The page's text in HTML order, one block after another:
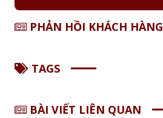
PHẢN HỒI KHÁCH HÀNG
TAGS
BÀI VIẾT LIÊN QUAN